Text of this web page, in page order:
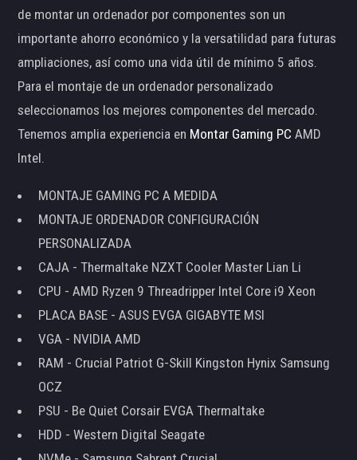
de montar un ordenador por componentes son un
importante ahorro económico y la versatilidad para futuras
ampliaciones, así como una vida útil de mínimo 5 años.
Para el montaje de un ordenador personalizado
seleccionamos los mejores componentes del mercado.
Tenemos amplia experiencia en Montar Gaming PC AMD
Intel.
MONTAJE GAMING PC A MEDIDA
MONTAJE ORDENADOR CONFIGURACIÓN
PERSONALIZADA
CAJA - Thermaltake NZXT Cooler Master Lian Li
CPU - AMD Ryzen 9 Threadripper Intel Core i9 Xeon
PLACA BASE - ASUS EVGA GIGABYTE MSI
VGA - NVIDIA AMD
RAM - Crucial Patriot G-Skill Kingston Hynix Samsung
OCZ
PSU - Be Quiet Corsair EVGA Thermaltake
HDD - Western Digital Seagate